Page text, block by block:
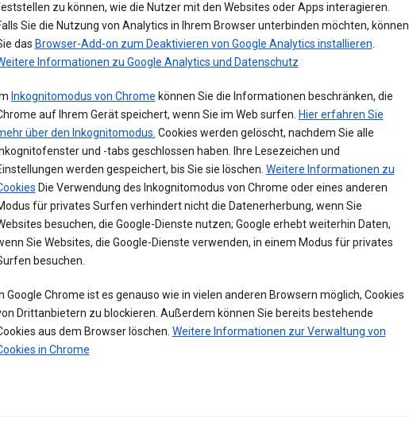
zu können, wie die Nutzer mit den Websites oder Apps interagieren.
Sie die Nutzung von Analytics in Ihrem Browser unterbinden möchten, können
das Browser-Add-on zum Deaktivieren von Google Analytics installieren.
Informationen zu Google Analytics und Datenschutz
Inkognitomodus von Chrome können Sie die Informationen beschränken, die
auf Ihrem Gerät speichert, wenn Sie im Web surfen. Hier erfahren Sie
über den Inkognitomodus. Cookies werden gelöscht, nachdem Sie alle
und -tabs geschlossen haben. Ihre Lesezeichen und
werden gespeichert, bis Sie sie löschen. Weitere Informationen zu
Die Verwendung des Inkognitomodus von Chrome oder eines anderen
für privates Surfen verhindert nicht die Datenerherbung, wenn Sie
besuchen, die Google-Dienste nutzen; Google erhebt weiterhin Daten,
Sie Websites, die Google-Dienste verwenden, in einem Modus für privates
besuchen.
Google Chrome ist es genauso wie in vielen anderen Browsern möglich, Cookies
Drittanbietern zu blockieren. Außerdem können Sie bereits bestehende
aus dem Browser löschen. Weitere Informationen zur Verwaltung von
in Chrome